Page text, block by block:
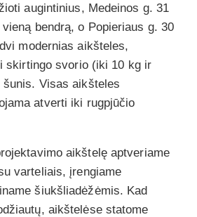
augintinius, Medeinos g. 31
bendrą, o Popieriaus g. 30
modernias aikšteles,
skirtingo svorio (iki 10 kg ir
šunis. Visas aikšteles
atverti iki rugpjūčio
aikštelę aptveriame
varteliais, įrengiame
šiukšliadėžėmis. Kad
aikštelėse statome